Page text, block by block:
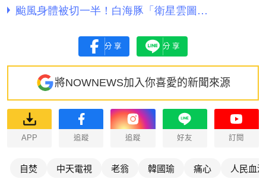
分享 分享
將NOWNEWS加入你喜愛的新聞來源
APP 追蹤 追蹤 好友 訂閱
自焚 中天電視 老翁 韓國瑜 痛心 人民血